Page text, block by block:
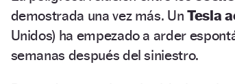
demostrada una vez más. UnTesla
Unidos) ha empezado a arder
semanas después del siniestro.